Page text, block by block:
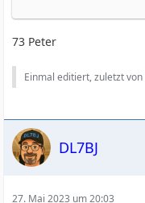
73 Peter
Einmal editiert, zuletzt von
DL7BJ
27. Mai 2023 um 20:03